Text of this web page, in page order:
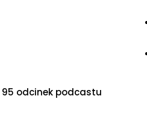
95 odcinek podcastu